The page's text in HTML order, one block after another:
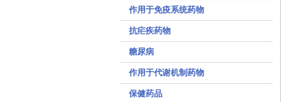
作用于免疫系统药物
抗疟疾药物
糖尿病
作用于代谢机制药物
保健药品